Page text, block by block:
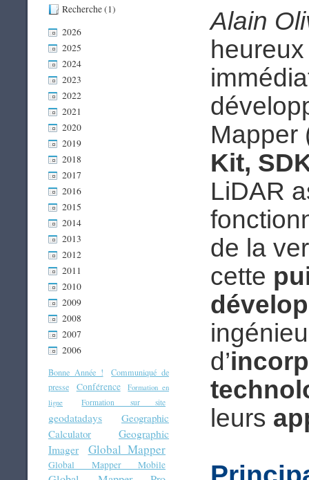
Recherche (1)
2026
2025
2024
2023
2022
2021
2020
2019
2018
2017
2016
2015
2014
2013
2012
2011
2010
2009
2008
2007
2006
Bonne Année !
Communiqué de
presse
Conférence
Formation en
ligne
Formation sur site
geodatadays
Geographic
Calculator
Geographic
Imager
Global Mapper
Global Mapper Mobile
Alain
Mapper
Kit,
LiDAR
de la
cette
d’
leurs